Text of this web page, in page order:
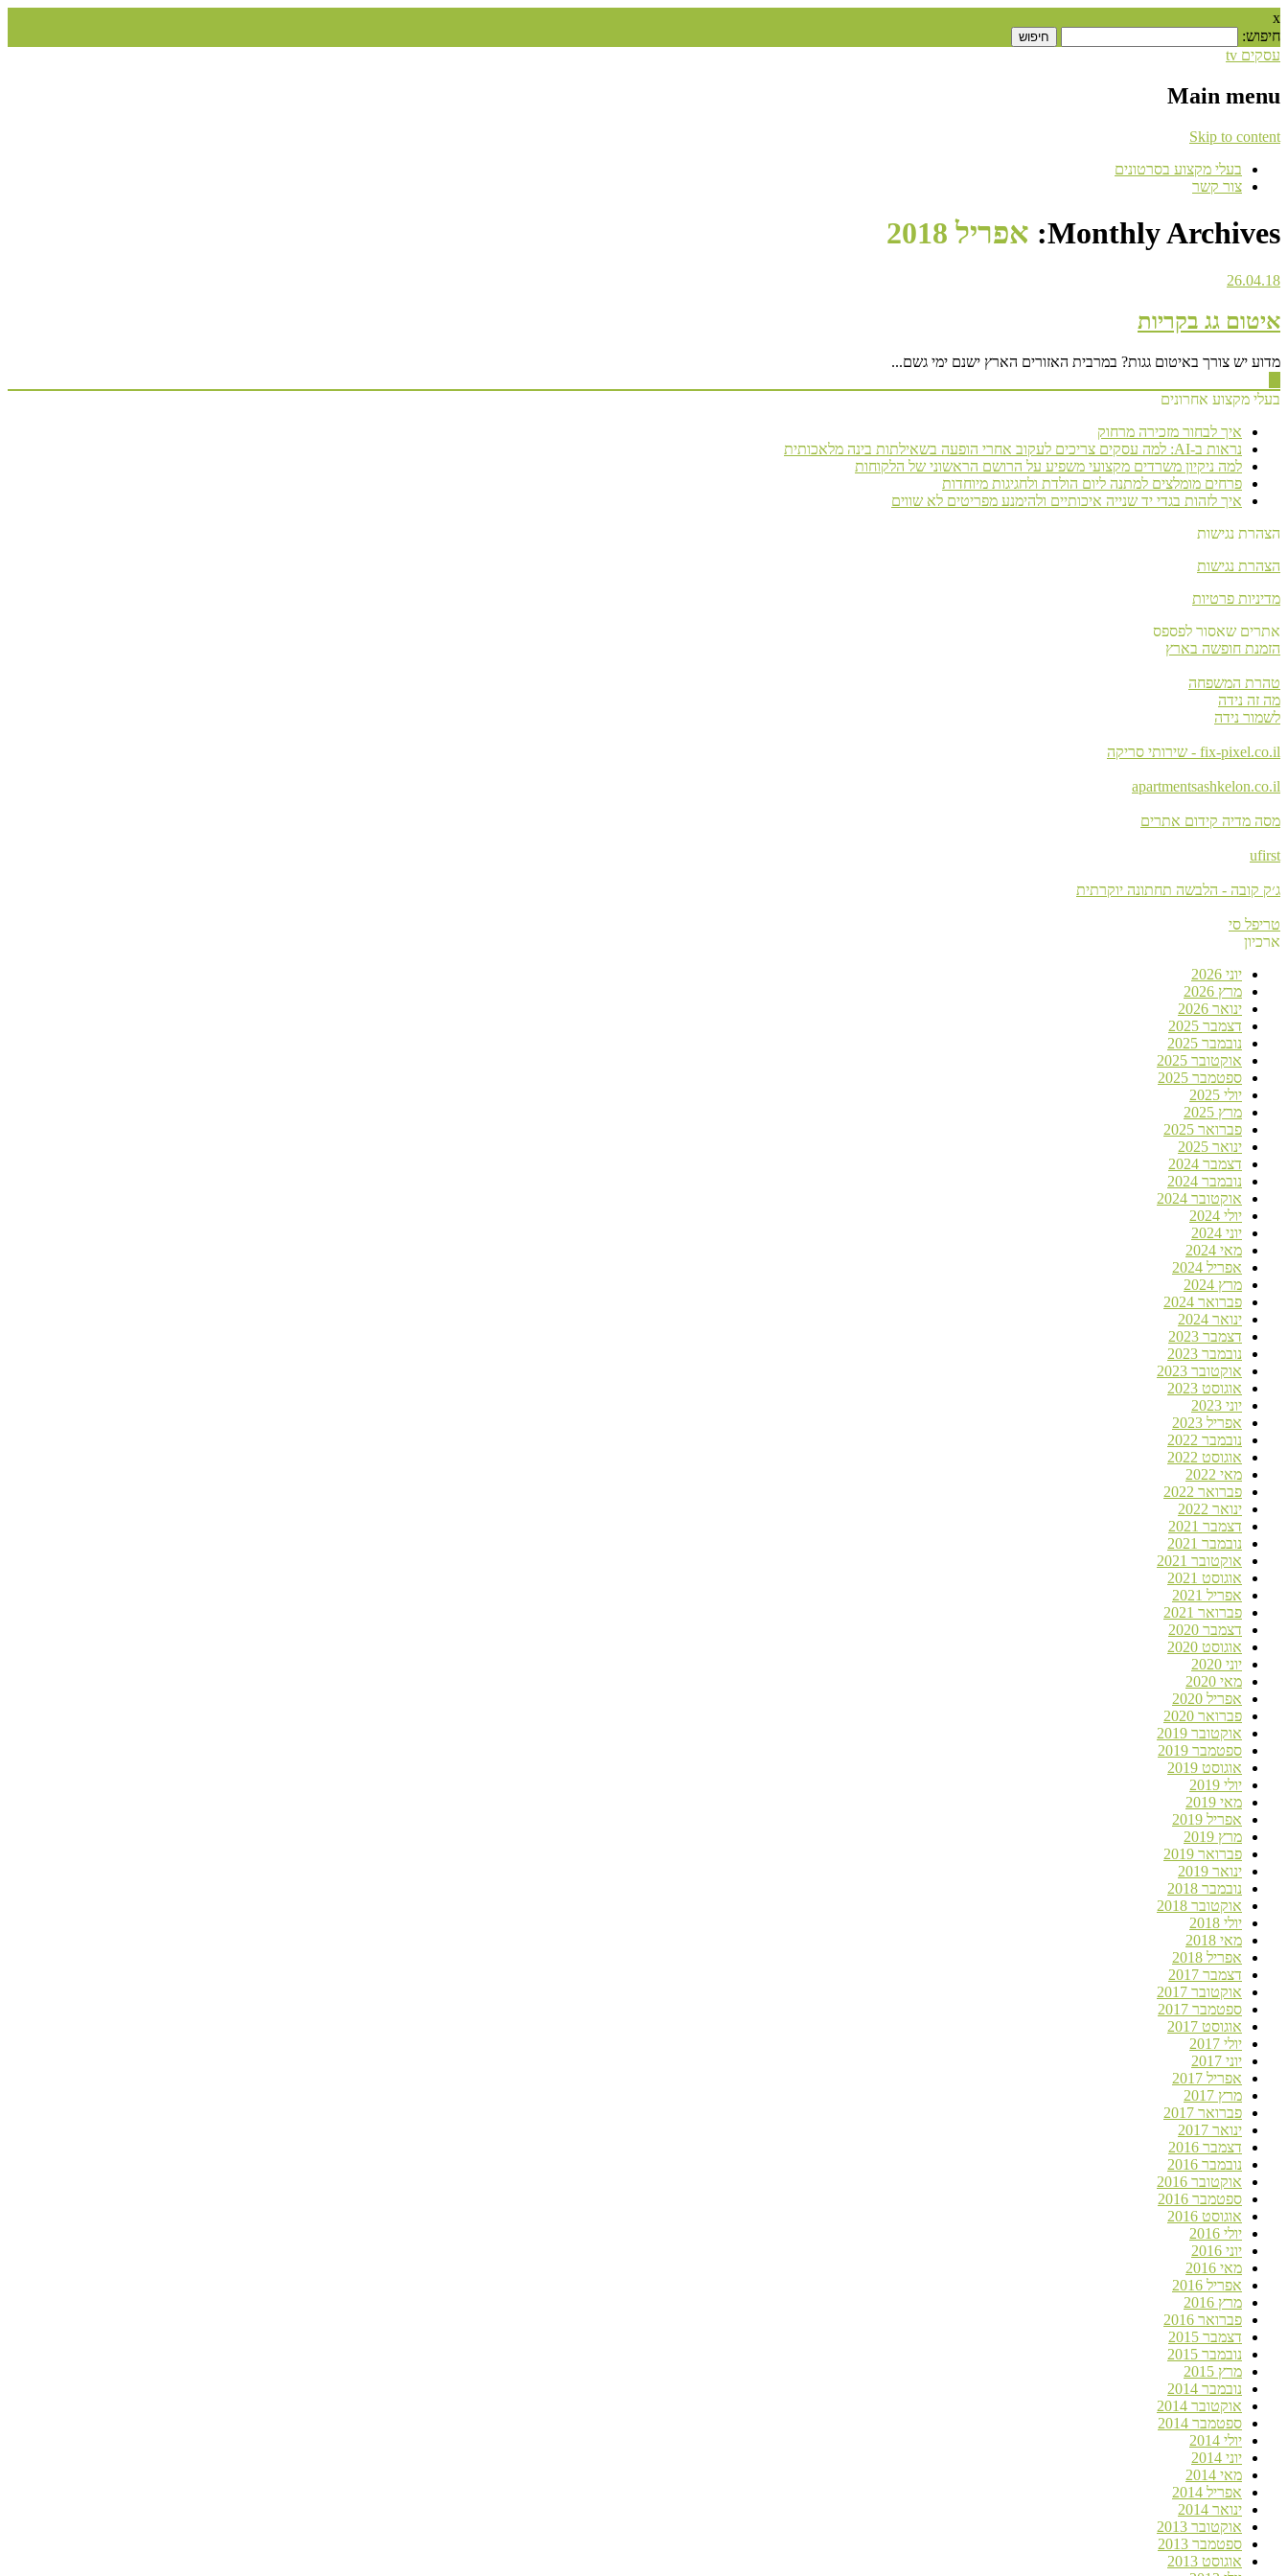
x
חיפוש:
עסקים tv
Main menu
Skip to content
בעלי מקצוע בסרטונים
צור קשר
Monthly Archives: אפריל 2018
26.04.18
איטום גג בקריות
מדוע יש צורך באיטום גגות? במרבית האזורים הארץ ישנם ימי גשם...
בעלי מקצוע אחרונים
איך לבחור מזכירה מרחוק
נראות ב-AI: למה עסקים צריכים לעקוב אחרי הופעה בשאילתות בינה מלאכותית
למה ניקיון משרדים מקצועי משפיע על הרושם הראשוני של הלקוחות
פרחים מומלצים למתנה ליום הולדת ולחגיגות מיוחדות
איך לזהות בגדי יד שנייה איכותיים ולהימנע מפריטים לא שווים
הצהרת נגישות
הצהרת נגישות
מדיניות פרטיות
אתרים שאסור לפספס
הזמנת חופשה בארץ
טהרת המשפחה
מה זה נידה
לשמור נידה
fix-pixel.co.il - שירותי סריקה
apartmentsashkelon.co.il
מסה מדיה קידום אתרים
ufirst
ג׳ק קובה - הלבשה תחתונה יוקרתית
טריפל סי
ארכיון
יוני 2026
מרץ 2026
ינואר 2026
דצמבר 2025
נובמבר 2025
אוקטובר 2025
ספטמבר 2025
יולי 2025
מרץ 2025
פברואר 2025
ינואר 2025
דצמבר 2024
נובמבר 2024
אוקטובר 2024
יולי 2024
יוני 2024
מאי 2024
אפריל 2024
מרץ 2024
פברואר 2024
ינואר 2024
דצמבר 2023
נובמבר 2023
אוקטובר 2023
אוגוסט 2023
יוני 2023
אפריל 2023
נובמבר 2022
אוגוסט 2022
מאי 2022
פברואר 2022
ינואר 2022
דצמבר 2021
נובמבר 2021
אוקטובר 2021
אוגוסט 2021
אפריל 2021
פברואר 2021
דצמבר 2020
אוגוסט 2020
יוני 2020
מאי 2020
אפריל 2020
פברואר 2020
אוקטובר 2019
ספטמבר 2019
אוגוסט 2019
יולי 2019
מאי 2019
אפריל 2019
מרץ 2019
פברואר 2019
ינואר 2019
נובמבר 2018
אוקטובר 2018
יולי 2018
מאי 2018
אפריל 2018
דצמבר 2017
אוקטובר 2017
ספטמבר 2017
אוגוסט 2017
יולי 2017
יוני 2017
אפריל 2017
מרץ 2017
פברואר 2017
ינואר 2017
דצמבר 2016
נובמבר 2016
אוקטובר 2016
ספטמבר 2016
אוגוסט 2016
יולי 2016
יוני 2016
מאי 2016
אפריל 2016
מרץ 2016
פברואר 2016
דצמבר 2015
נובמבר 2015
מרץ 2015
נובמבר 2014
אוקטובר 2014
ספטמבר 2014
יולי 2014
יוני 2014
מאי 2014
אפריל 2014
ינואר 2014
אוקטובר 2013
ספטמבר 2013
אוגוסט 2013